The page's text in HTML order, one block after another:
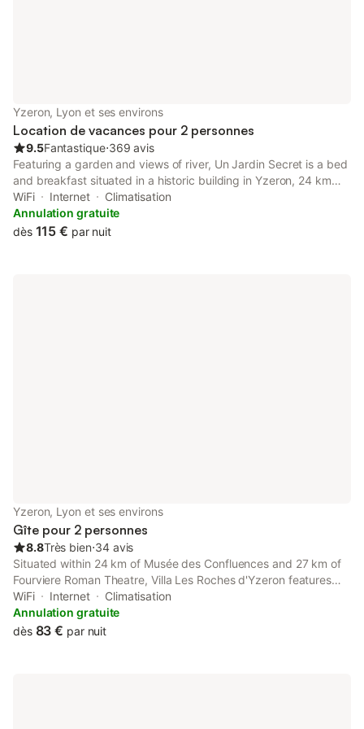
Yzeron, Lyon et ses environs
Location de vacances pour 2 personnes
9.5Fantastique⋅369 avis
Featuring a garden and views of river, Un Jardin Secret is a bed
and breakfast situated in a historic building in Yzeron, 24 km
from Musée des Confluences. The property features garden
and quiet street views, and is 27 km from Fourviere Roman...
WiFi Internet
Climatisation
Annulation gratuite
dès 115 € par nuit
Yzeron, Lyon et ses environs
Gîte pour 2 personnes
8.8Très bien⋅34 avis
Situated within 24 km of Musée des Confluences and 27 km of
Fourviere Roman Theatre, Villa Les Roches d'Yzeron features
rooms with air conditioning and a private bathroom in Yzeron.
WiFi Internet
Climatisation
Annulation gratuite
dès 83 € par nuit